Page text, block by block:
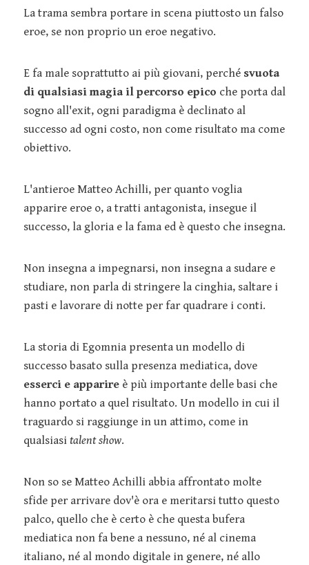
La trama sembra portare in scena piuttosto un falso
eroe, se non proprio un eroe negativo.
E fa male soprattutto ai più giovani, perché svuota
di qualsiasi magia il percorso epico che porta dal
sogno all'exit, ogni paradigma è declinato al
successo ad ogni costo, non come risultato ma come
obiettivo.
L'antieroe Matteo Achilli, per quanto voglia
apparire eroe o, a tratti antagonista, insegue il
successo, la gloria e la fama ed è questo che insegna.
Non insegna a impegnarsi, non insegna a sudare e
studiare, non parla di stringere la cinghia, saltare i
pasti e lavorare di notte per far quadrare i conti.
La storia di Egomnia presenta un modello di
successo basato sulla presenza mediatica, dove
esserci e apparire è più importante delle basi che
hanno portato a quel risultato. Un modello in cui il
traguardo si raggiunge in un attimo, come in
qualsiasi talent show.
Non so se Matteo Achilli abbia affrontato molte
sfide per arrivare dov'è ora e meritarsi tutto questo
palco, quello che è certo è che questa bufera
mediatica non fa bene a nessuno, né al cinema
italiano, né al mondo digitale in genere, né allo